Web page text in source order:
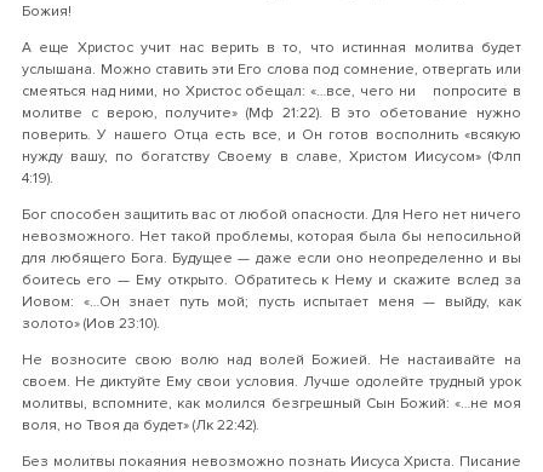
Божия!
А еще Христос учит нас верить в то, что истинная молитва будет
услышана. Можно ставить эти Его слова под сомнение, отвергать или
смеяться над ними, но Христос обещал: «…все, чего ни попросите в
молитве с верою, получите» (Мф 21:22). В это обетование нужно
поверить. У нашего Отца есть все, и Он готов восполнить «всякую
нужду вашу, по богатству Своему в славе, Христом Иисусом» (Флп
4:19).
Бог способен защитить вас от любой опасности. Для Него нет ничего
невозможного. Нет такой проблемы, которая была бы непосильной
для любящего Бога. Будущее — даже если оно неопределенно и вы
боитесь его — Ему открыто. Обратитесь к Нему и скажите вслед за
Иовом: «…Он знает путь мой; пусть испытает меня — выйду, как
золото» (Иов 23:10).
Не возносите свою волю над волей Божией. Не настаивайте на
своем. Не диктуйте Ему свои условия. Лучше одолейте трудный урок
молитвы, вспомните, как молился безгрешный Сын Божий: «…не моя
воля, но Твоя да будет» (Лк 22:42).
Без молитвы покаяния невозможно познать Иисуса Христа. Писание